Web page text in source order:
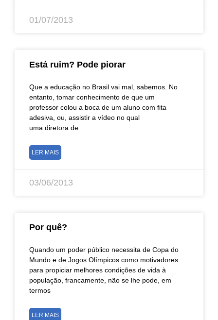
01/07/2013
Está ruim? Pode piorar
Que a educação no Brasil vai mal, sabemos. No
entanto, tomar conhecimento de que um
professor colou a boca de um aluno com fita
adesiva, ou, assistir a vídeo no qual
uma diretora de
LER MAIS
03/06/2013
Por quê?
Quando um poder público necessita de Copa do
Mundo e de Jogos Olímpicos como motivadores
para propiciar melhores condições de vida à
população, francamente, não se lhe pode, em
termos
LER MAIS